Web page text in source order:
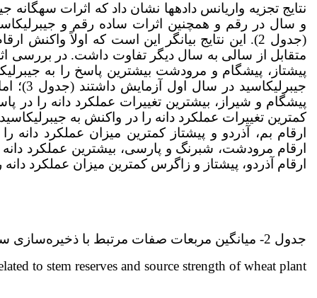
نتایج تجزیه واریانس داده­ها نشان داد که اثرات
و سال در رقم و همچنین اثرات ساده رقم و
(جدول 2). این نتایج بیانگر این است که اولاً
متقابل از سالی به سال دیگر تفاوت داشت. در بررسی
پیشتاز، پیشگام و مرودشت بیشترین پاسخ را به
پیشگام و شیراز، بیشترین تغییرات عملکرد دانه را در
کمترین تغییرات عملکرد دانه را در واکنش به
ارقام بم، آذردو و پیشتاز کمترین میزان عملکرد
ارقام مرودشت، شبرنگ و پارسی، بیشترین عملکرد
ارقام آذردو، پیشتاز و زاگرس کمترین میزان عملکرد دانه
جدول 2- میانگین مربعات صفات مرتبط با ذخیره‌سازی ساقه و قدرت منبع در گیاه گندم
to stem reserves and source strength of wheat plant